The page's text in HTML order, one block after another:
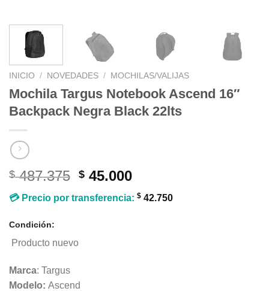
INICIO / NOVEDADES / MOCHILAS/VALIJAS
Mochila Targus Notebook Ascend 16″
Backpack Negra Black 22lts
$487.375 El
original
$ 45.000El
precio
actual
💳 Precio por transferencia: $ 42.750
Condición:
Producto nuevo
Marca: Targus
Modelo: Ascend